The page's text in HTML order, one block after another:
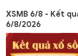
XSMB 6/8 - Kết
6/8/2026